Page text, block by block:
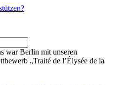
war Berlin mit unseren
„Traité de l’Élysée de la